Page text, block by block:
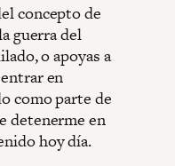
concepto de
guerra del
o apoyas a
en
como parte de
detenerme en
hoy día.